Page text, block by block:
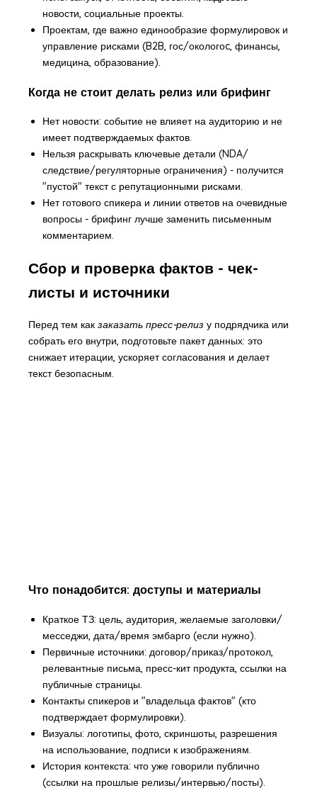
новости, социальные проекты.
Проектам, где важно единообразие формулировок и
управление рисками (B2B, гос/окологоc, финансы,
медицина, образование).
Когда не стоит делать релиз или брифинг
Нет новости: событие не влияет на аудиторию и не
имеет подтверждаемых фактов.
Нельзя раскрывать ключевые детали (NDA/
следствие/регуляторные ограничения) - получится
"пустой" текст с репутационными рисками.
Нет готового спикера и линии ответов на очевидные
вопросы - брифинг лучше заменить письменным
комментарием.
Сбор и проверка фактов - чек-
листы и источники
Перед тем как заказать пресс-релиз у подрядчика или
собрать его внутри, подготовьте пакет данных: это
снижает итерации, ускоряет согласования и делает
текст безопасным.
Что понадобится: доступы и материалы
Краткое ТЗ: цель, аудитория, желаемые заголовки/
месседжи, дата/время эмбарго (если нужно).
Первичные источники: договор/приказ/протокол,
релевантные письма, пресс-кит продукта, ссылки на
публичные страницы.
Контакты спикеров и "владельца фактов" (кто
подтверждает формулировки).
Визуалы: логотипы, фото, скриншоты, разрешения
на использование, подписи к изображениям.
История контекста: что уже говорили публично
(ссылки на прошлые релизы/интервью/посты).